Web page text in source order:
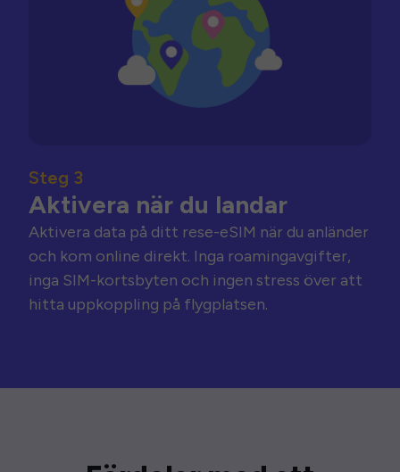
Steg 3
Aktivera när du landar
Aktivera data på ditt rese-eSIM när du anländer
och kom online direkt. Inga roamingavgifter,
inga SIM-kortsbyten och ingen stress över att
hitta uppkoppling på flygplatsen.